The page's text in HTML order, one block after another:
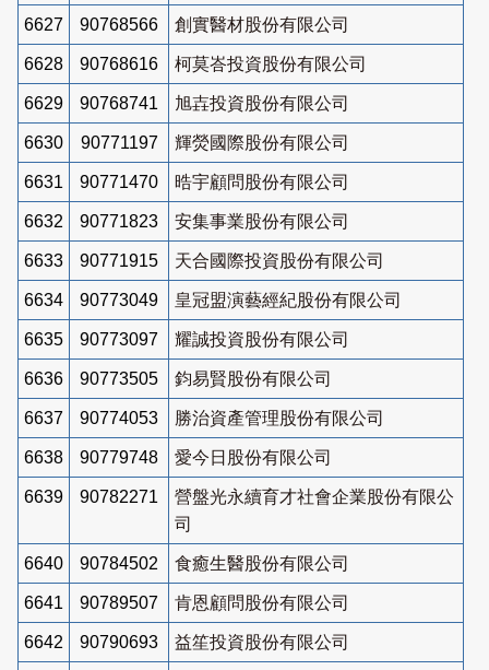
6627 90768566 創實醫材股份有限公司
6628 90768616 柯莫峇投資股份有限公司
6629 90768741 旭壵投資股份有限公司
6630 90771197 輝熒國際股份有限公司
6631 90771470 晧宇顧問股份有限公司
6632 90771823 安集事業股份有限公司
6633 90771915 天合國際投資股份有限公司
6634 90773049 皇冠盟演藝經紀股份有限公司
6635 90773097 耀誠投資股份有限公司
6636 90773505 鈞易賢股份有限公司
6637 90774053 勝治資產管理股份有限公司
6638 90779748 愛今日股份有限公司
6639 90782271
營盤光永續育才社會企業股份有限公
司
6640 90784502 食癒生醫股份有限公司
6641 90789507 肯恩顧問股份有限公司
6642 90790693 益笙投資股份有限公司